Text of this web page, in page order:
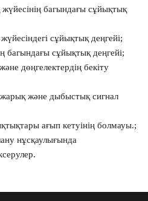
багындағы сұйықтық
сұйықтық деңгейі;
сұйықтық деңгейі;
дөңгелектердің бекіту
және дыбыстық сигнал
ағып кетуінің болмауы.;
нұсқаулығында
обработку данных
офертой